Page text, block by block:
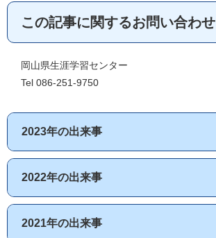
この記事に関するお問い合わせ
岡山県生涯学習センター
Tel 086-251-9750
2023年の出来事
2022年の出来事
2021年の出来事